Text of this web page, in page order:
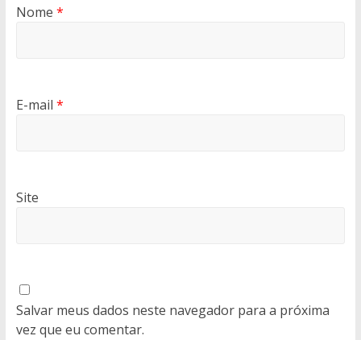
Nome *
E-mail *
Site
Salvar meus dados neste navegador para a próxima
vez que eu comentar.